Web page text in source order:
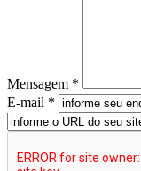
Mensagem *
E-mail *